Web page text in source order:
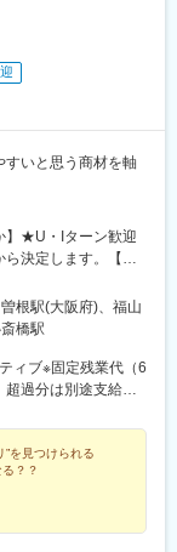
いと思う商材を軸
】★U・Iターン歓迎
ら決定します。【大
ンタル堺筋ビル
歩10分・大阪メトロ
イクル部門・大阪市
4F★害獣駆除部
浜市青葉区もえぎ野
207・広島
根駅(大阪府)、福山
橋駅
ィブ※固定残業代（6
過分は別途支給。※
給＋歩合37万円■月
：月給＋歩合90万
業） └内訳：月給＋
”を見つけられる
？？